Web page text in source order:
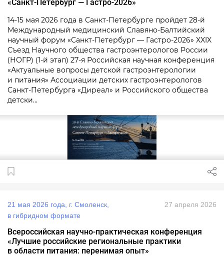
14‑15 мая 2026 года в Санкт‑Петербурге пройдет 28‑й
Международный медицинский Славяно‑Балтийский
научный форум «Санкт‑Петербург — Гастро‑2026» XXIX
Съезд Научного общества гастроэнтерологов России
(НОГР) (1‑й этап) 27‑я Российская научная конференция
«Актуальные вопросы детской гастроэнтерологии
и питания» Ассоциации детских гастроэнтерологов
Санкт‑Петербурга «Диреал» и Российского общества
детски...
21 мая 2026 года, г. Смоленск,
в гибридном формате
27 апреля 2026
Всероссийская научно‑практическая конференция
«Лучшие российские региональные практики
в области питания: перенимая опыт»